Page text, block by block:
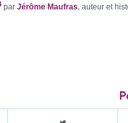
parJérôme Maufras, auteur et